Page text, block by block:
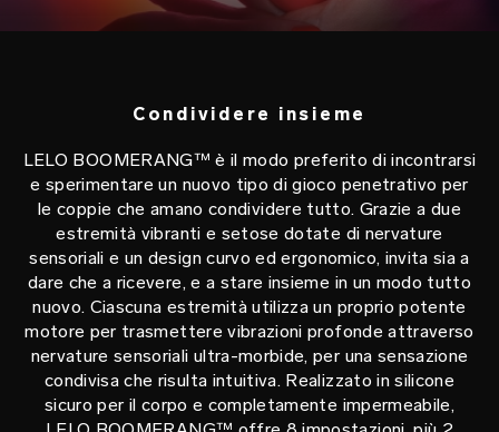
Condividere insieme
LELO BOOMERANG™ è il modo preferito di incontrarsi
e sperimentare un nuovo tipo di gioco penetrativo per
le coppie che amano condividere tutto. Grazie a due
estremità vibranti e setose dotate di nervature
sensoriali e un design curvo ed ergonomico, invita sia a
dare che a ricevere, e a stare insieme in un modo tutto
nuovo. Ciascuna estremità utilizza un proprio potente
motore per trasmettere vibrazioni profonde attraverso
nervature sensoriali ultra-morbide, per una sensazione
condivisa che risulta intuitiva. Realizzato in silicone
sicuro per il corpo e completamente impermeabile,